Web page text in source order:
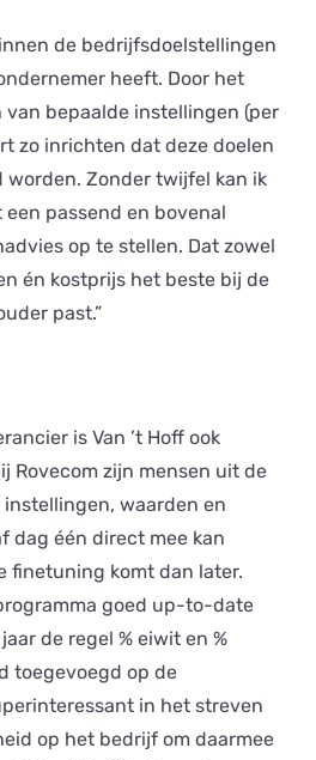
de bedrijfsdoelstellingen
heeft. Door het
bepaalde instellingen (per
zo inrichten dat deze doelen
worden. Zonder twijfel kan ik
passend en bovenal
op te stellen. Dat zowel
én kostprijs het beste bij de
past.”
is Van ’t Hoff ook
Rovecom zijn mensen uit de
waarden en
dag één direct mee kan
finetuning komt dan later.
goed up-to-date
de regel % eiwit en %
toegevoegd op de
in het streven
op het bedrijf om daarmee